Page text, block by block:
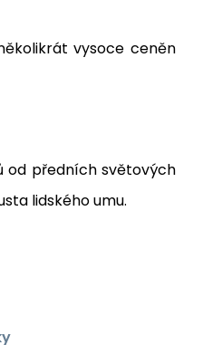
vysoce ceněn
od předních světových
lidského umu.